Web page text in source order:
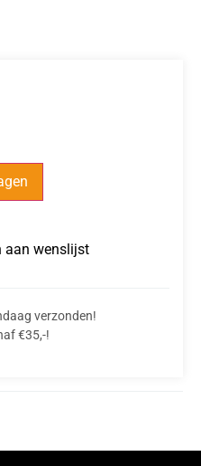
aan wenslijst
verzonden!
€35,-!